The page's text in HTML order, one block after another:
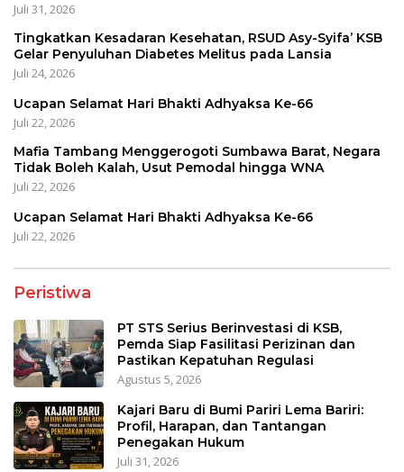
Juli 31, 2026
Tingkatkan Kesadaran Kesehatan, RSUD Asy-Syifa’ KSB
Gelar Penyuluhan Diabetes Melitus pada Lansia
Juli 24, 2026
Ucapan Selamat Hari Bhakti Adhyaksa Ke-66
Juli 22, 2026
Mafia Tambang Menggerogoti Sumbawa Barat, Negara
Tidak Boleh Kalah, Usut Pemodal hingga WNA
Juli 22, 2026
Ucapan Selamat Hari Bhakti Adhyaksa Ke-66
Juli 22, 2026
Peristiwa
PT STS Serius Berinvestasi di KSB,
Pemda Siap Fasilitasi Perizinan dan
Pastikan Kepatuhan Regulasi
Agustus 5, 2026
Kajari Baru di Bumi Pariri Lema Bariri:
Profil, Harapan, dan Tantangan
Penegakan Hukum
Juli 31, 2026